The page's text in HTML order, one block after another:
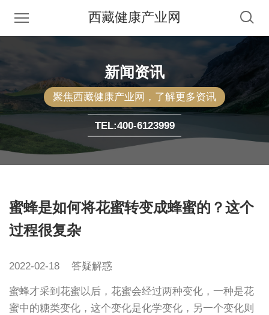
西藏健康产业网
新闻资讯
聚焦西藏健康产业网，了解更多资讯
TEL:400-6123999
蜜蜂是如何将花蜜转变成蜂蜜的？这个
过程很复杂
2022-02-18 答疑解惑
蜜蜂才采到花蜜以后，花蜜会经过两种变化，一种是花
蜜中的糖类变化，这个变化是化学变化，另一个变化则